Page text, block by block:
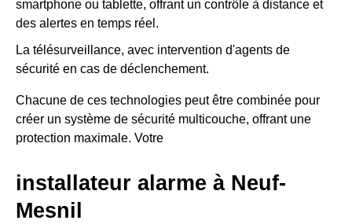
smartphone ou tablette, offrant un contrôle à distance et
des alertes en temps réel.
La télésurveillance, avec intervention d'agents de
sécurité en cas de déclenchement.
Chacune de ces technologies peut être combinée pour
créer un système de sécurité multicouche, offrant une
protection maximale. Votre
installateur alarme à Neuf-
Mesnil